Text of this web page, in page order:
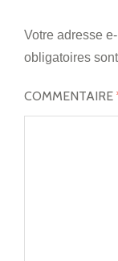
Votre adresse
obligatoires
COMMENTAIRE